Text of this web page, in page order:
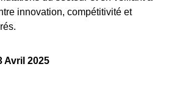
innovation, compétitivité et
Avril 2025